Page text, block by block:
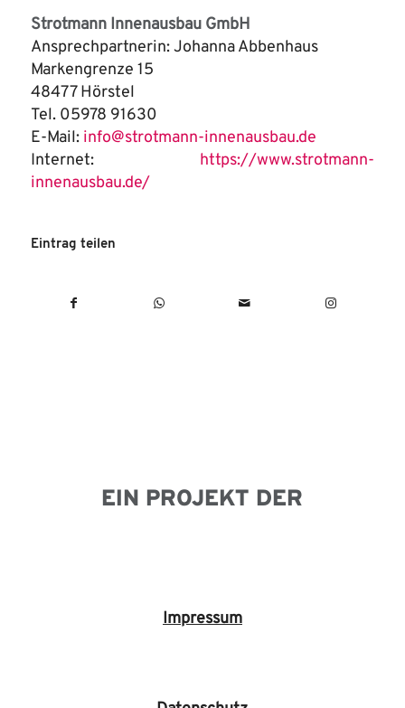
Strotmann Innenausbau GmbH
Ansprechpartnerin: Johanna Abbenhaus
Markengrenze 15
48477 Hörstel
Tel. 05978 91630
E-Mail: info@strotmann-innenausbau.de
Internet: https://www.strotmann-
innenausbau.de/
Eintrag teilen
EIN PROJEKT DER
Impressum